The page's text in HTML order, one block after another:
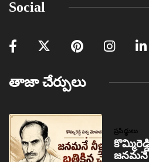
Social
తాజా చేర్పులు
ప్రసిద్ధులు
జనమనే